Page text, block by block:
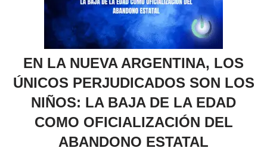
EN LA NUEVA ARGENTINA, LOS
ÚNICOS PERJUDICADOS SON LOS
NIÑOS: LA BAJA DE LA EDAD
COMO OFICIALIZACIÓN DEL
ABANDONO ESTATAL